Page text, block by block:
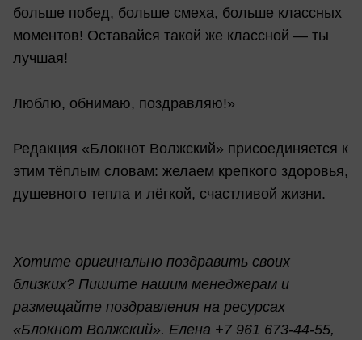
больше побед, больше смеха, больше классных
моментов! Оставайся такой же классной — ты
лучшая!
Люблю, обнимаю, поздравляю!»
Редакция «Блокнот Волжский» присоединяется к
этим тёплым словам: желаем крепкого здоровья,
душевного тепла и лёгкой, счастливой жизни.
Хотите оригинально поздравить своих
близких? Пишите нашим менеджерам и
размещайте поздравления на ресурсах
«Блокнот Волжский». Елена +7 961 673-44-55,